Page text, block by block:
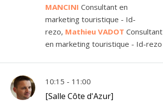
MANCINI Consultant en
marketing touristique - Id-
rezo, Mathieu VADOT Consultant
en marketing touristique - Id-rezo
10:15 - 11:00
[Salle Côte d'Azur]